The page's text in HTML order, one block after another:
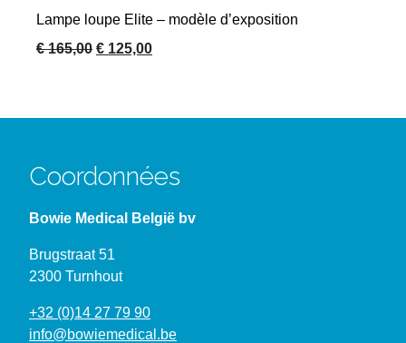
Lampe loupe Elite – modèle d’exposition
€165,00 Le
€ 125,00Le
Coordonnées
Bowie Medical België bv
Brugstraat 51
2300 Turnhout
+32 (0)14 27 79 90
info@bowiemedical.be